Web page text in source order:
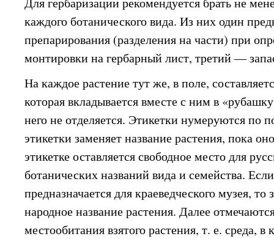
каждого ботанического вида. Из них один
препарирования (разделения на части) при
монтировки на гербарный лист, третий —
На каждое растение тут же, в поле,
которая вкладывается вместе с ним в
него не отделяется. Этикетки нумеруются по
этикетки заменяет название растения, пока
этикетке оставляется свободное место для
ботанических названий вида и семейства.
предназначается для краеведческого музея,
народное название растения. Далее
местообитания взятого растения, т. е. среда, в